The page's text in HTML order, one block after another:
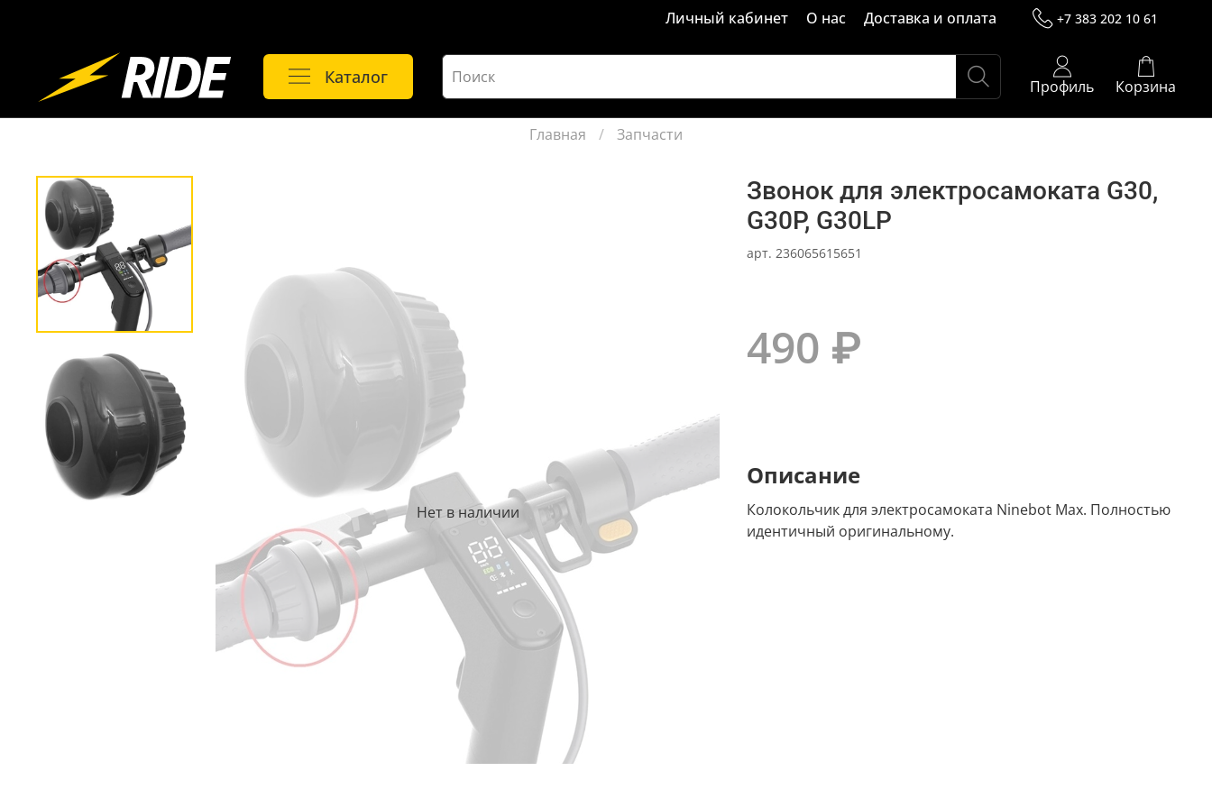
Личный кабинет О нас Доставка и оплата +7 383 202 10 61
Каталог Профиль Корзина
Главная Запчасти
Нет в наличии
арт.236065615651
Звонок для электросамоката G30,
G30P, G30LP
490 ₽
Описание
Колокольчик для электросамоката Ninebot Max. Полностью
идентичный оригинальному.